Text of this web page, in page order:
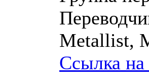
Metallist,
Ссылка на